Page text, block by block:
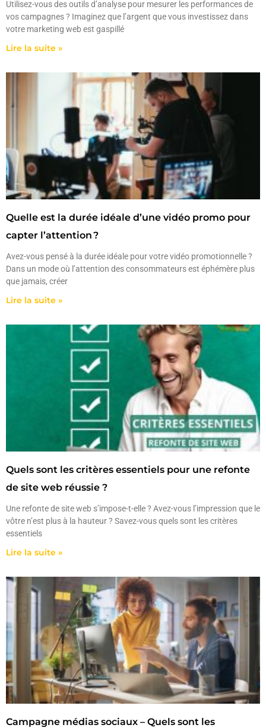
Utilisez-vous des outils d’analyse pour mesurer les performances de
vos campagnes ? Imaginez que l’argent que vous investissez dans
votre marketing web est gaspillé
Lire la suite »
Quelle est la durée idéale d’une vidéo promo pour
capter l’attention ?
Avez-vous pensé à la durée idéale pour votre vidéo promotionnelle ?
Dans un mode où l’attention des consommateurs est éphémère plus
que jamais, créer
Lire la suite »
Quels sont les critères essentiels pour une refonte
de site web réussie ?
Une refonte de site web s’impose-t-elle ? Avez-vous l’impression que le
vôtre n’est plus à la hauteur ? Savez-vous quels sont les critères
essentiels
Lire la suite »
Campagne médias sociaux – Quels sont les